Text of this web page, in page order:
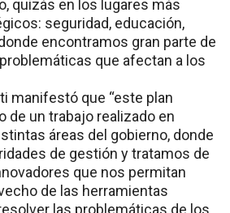
quizás en los lugares más
seguridad, educación,
encontramos gran parte de
que afectan a los
manifestó que “este plan
de un trabajo realizado en
áreas del gobierno, donde
de gestión y tratamos de
que nos permitan
de las herramientas